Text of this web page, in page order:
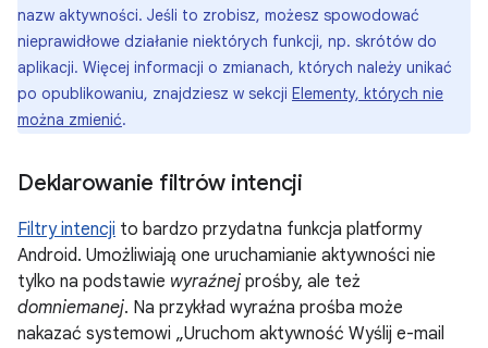
nazw aktywności. Jeśli to zrobisz, możesz spowodować
nieprawidłowe działanie niektórych funkcji, np. skrótów do
aplikacji. Więcej informacji o zmianach, których należy unikać
po opublikowaniu, znajdziesz w sekcji Elementy, których nie
można zmienić.
Deklarowanie filtrów intencji
Filtry intencji to bardzo przydatna funkcja platformy
Android. Umożliwiają one uruchamianie aktywności nie
tylko na podstawie wyraźnej prośby, ale też
domniemanej. Na przykład wyraźna prośba może
nakazać systemowi „Uruchom aktywność Wyślij e-mail